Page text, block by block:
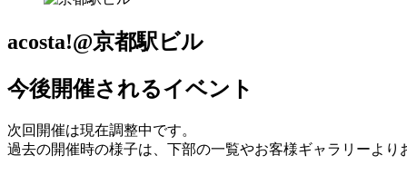
acosta!@京都駅ビル
今後開催されるイベント
次回開催は現在調整中です。
過去の開催時の様子は、下部の一覧やお客様ギャラリーより